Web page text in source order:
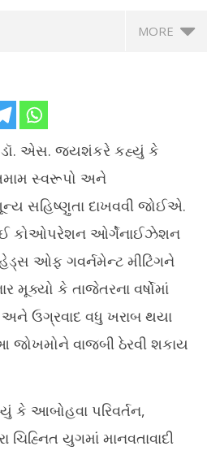
MORE
VIEWING
પ્રત્યે શૂન્ય સહિષ્ણુતા દાખવવી
ડૉ. એસ. જયશંકરે કહ્યું કે
સ્વરૂપો અને
સહિષ્ણુતા દાખવવી જોઈએ.
કોઓપરેશન ઓર્ગેનાઈઝેશન
ઓફ ગવર્નમેન્ટ મીટિંગને
મૂક્યો કે તાજેતરના વર્ષોમાં
ઉગ્રવાદ વધુ ખરાબ થયા
વાજબી ઠેરવી શકાય
કે આબોહવા પરિવર્તન,
ચિહ્નિત યુગમાં માનવતાવાદી